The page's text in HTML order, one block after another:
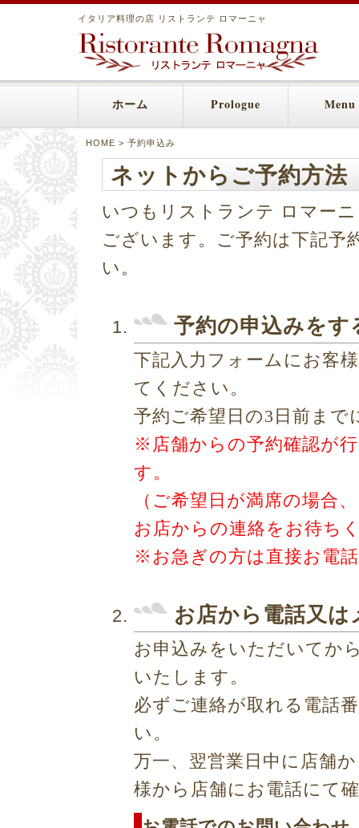
イタリア料理の店 リストランテ ロマーニャ
ホーム Prologue Menu
HOME > 予約申込み
ネットからご予約方法
いつもリストランテ ロマー
ございます。ご予約は下記予
い。
予約の申込みをす
下記入力フォームにお客
てください。
予約ご希望日の3日前ま
※店舗からの予約確認が
す。
（ご希望日が満席の場合
お店からの連絡をお待ち
※お急ぎの方は直接お電
お店から電話又
お申込みをいただいてか
いたします。
必ずご連絡が取れる電話
い。
万一、翌営業日中に店舗
様から店舗にお電話にて